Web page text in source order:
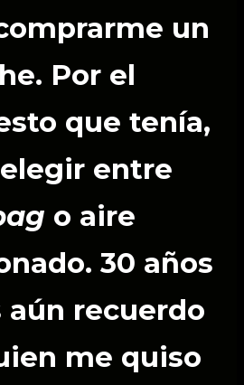
un
Por el
que tenía,
entre
o aire
30 años
aún recuerdo
me quiso